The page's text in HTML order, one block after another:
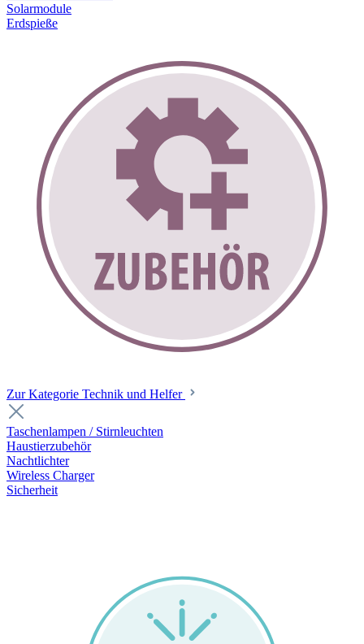
Solarmodule
Erdspieße
Zur Kategorie Technik und Helfer
Taschenlampen / Stirnleuchten
Haustierzubehör
Nachtlichter
Wireless Charger
Sicherheit